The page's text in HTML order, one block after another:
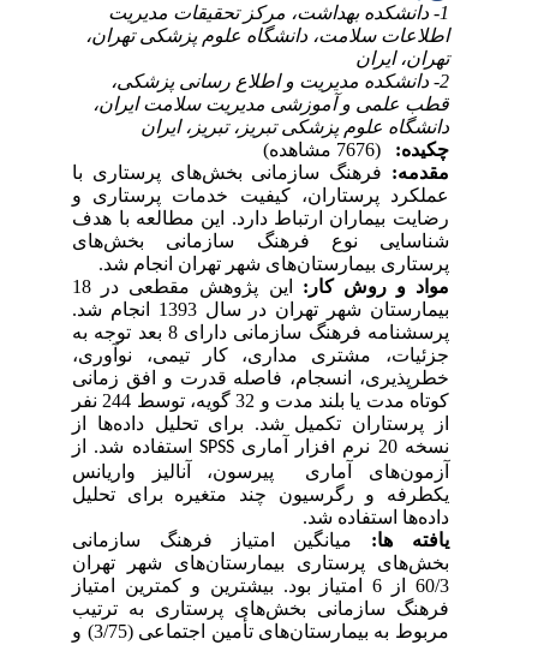
1- دانشکده بهداشت، مرکز تحقیقات مدیریت
اطلاعات سلامت، دانشگاه علوم پزشکی تهران،
تهران، ایران
2- دانشکده مدیریت و اطلاع رسانی پزشکی،
قطب علمی و آموزشی مدیریت سلامت ایران،
دانشگاه علوم پزشکی تبریز، تبریز، ایران
چکیده:
مقدمه: فرهنگ سازمانی بخش‌های پرستاری با
عملکرد پرستاران، کیفیت خدمات پرستاری و
رضایت بیماران ارتباط دارد. این مطالعه با هدف
شناسایی نوع فرهنگ سازمانی بخش‌های
پرستاری بیمارستان‌های شهر تهران انجام شد.
مواد و روش کار:
این پژوهش مقطعی در 18
بیمارستان شهر تهران در سال 1393 انجام شد.
پرسشنامه فرهنگ سازمانی دارای 8 بعد
توجه به
جزئیات، مشتری مداری، کار تیمی، نوآوری،
خطر‌پذیری، انسجام، فاصله قدرت و افق زمانی
کوتاه مدت یا بلند مدت
و 32 گویه، توسط 244 نفر
از پرستاران تکمیل شد.برای تحلیل داده‌ها از
نسخه 20 نرم افزار آماری
SPSSاستفاده شد. از
آزمون‌های آماری پیرسون، آنالیز واریانس
یکطرفه و رگرسیون چند متغیره برای تحلیل
داده‌ها استفاده شد.
یافته ها:
میانگین امتیاز فرهنگ سازمانی
بخش‌های پرستاری بیمارستان‌های شهر تهران
60/3 از 6 امتیاز بود. بیشترین و کمترین امتیاز
فرهنگ سازمانی بخش‌های پرستاری به ترتیب
مربوط به بیمارستان‌های تأمین اجتماعی (3/75) و